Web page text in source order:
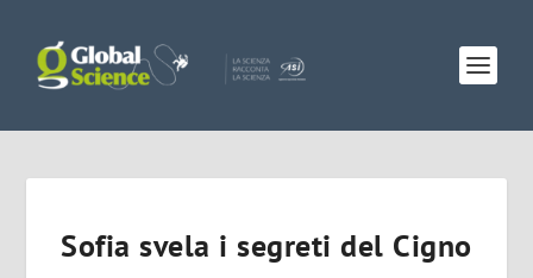
Sofia svela i segreti del Cigno